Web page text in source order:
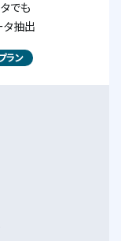
でも
タ抽出
ラン